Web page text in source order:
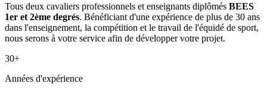
Tous deux cavaliers professionnels et enseignants diplômés BEES
1er et 2ème degrés. Bénéficiant d'une expérience de plus de 30 ans
dans l'enseignement, la compétition et le travail de l'équidé de sport,
nous serons à votre service afin de développer votre projet.
30+
Années d'expérience